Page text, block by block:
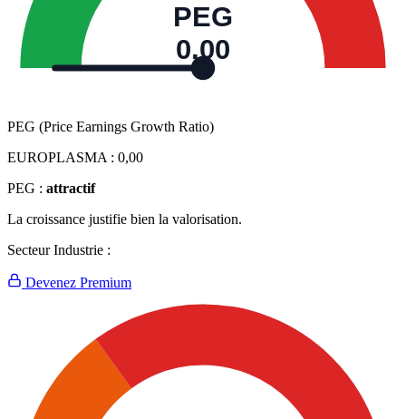
PEG
0,00
PEG (Price Earnings Growth Ratio)
EUROPLASMA : 0,00
PEG : attractif
La croissance justifie bien la valorisation.
Secteur Industrie :
Devenez Premium